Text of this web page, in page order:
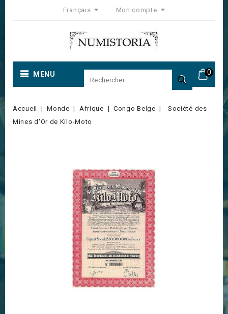
Français Mon compte
0
MENU 
Accueil Monde Afrique Congo Belge
Société des
Mines d'Or de Kilo-Moto